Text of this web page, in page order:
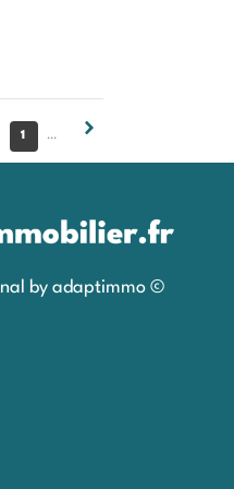
1 2
by adaptimmo ©